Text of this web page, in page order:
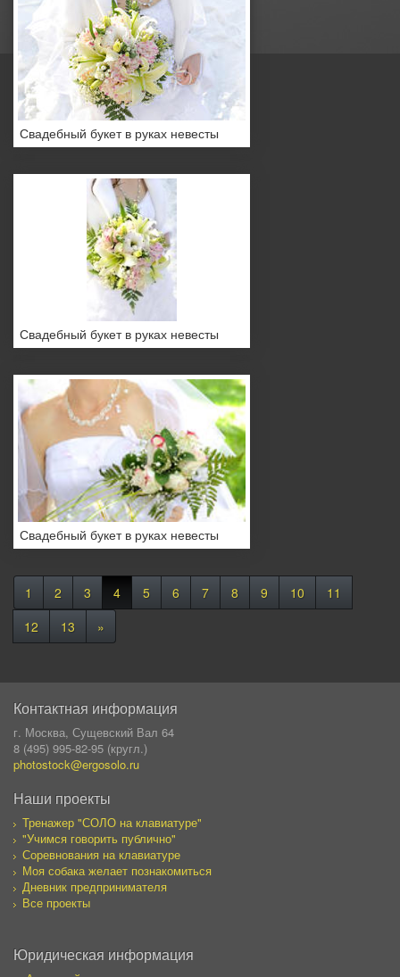
Свадебный букет в руках невесты
Свадебный букет в руках невесты
Свадебный букет в руках невесты
1 2 3 4 5 6 7 8 9 10
11
12
13 »
Контактная информация
г. Москва, Сущевский Вал 64
8 (495) 995-82-95 (кругл.)
photostock@ergosolo.ru
Наши проекты
Тренажер "СОЛО на клавиатуре"
"Учимся говорить публично"
Соревнования на клавиатуре
Моя собака желает познакомиться
Дневник предпринимателя
Все проекты
Юридическая информация